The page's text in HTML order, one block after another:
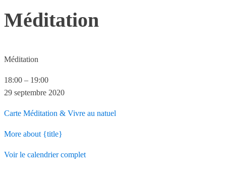
Méditation
Méditation
18:00 – 19:00
29 septembre 2020
Carte Méditation & Vivre au natuel
More about {title}
Voir le calendrier complet